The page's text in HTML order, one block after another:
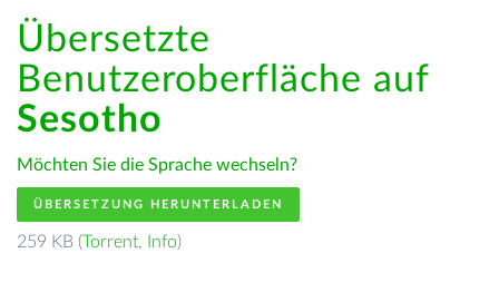
Übersetzte
Benutzeroberfläche auf
Sesotho
Möchten Sie die Sprache wechseln?
ÜBERSETZUNG HERUNTERLADEN
259 KB (Torrent, Info)